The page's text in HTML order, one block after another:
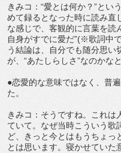
きみコ：“愛とは何か？”とい
めて録るとなった時に読み直
な感じで、客観的に言葉を読
自身がすでに愛だ”(※歌詞中
う結論は、自分でも随分思い
が、“あたしらしさ”なのかなと
●恋愛的な意味ではなく、普
た。
きみコ：そうですね。これは
ていて。なぜ当時こういう歌
ど、きっと今とはもうちょっ
とは思います。寝かせていた